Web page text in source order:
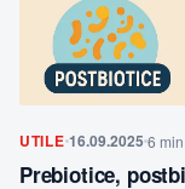
UTILE 16.09.2025 6
Prebiotice,